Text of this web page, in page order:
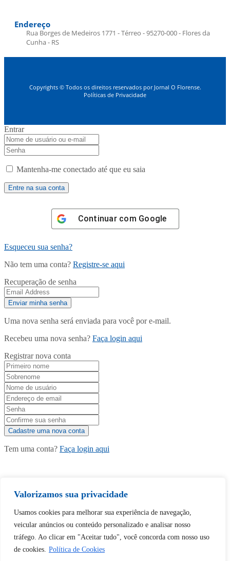
Valorizamos sua privacidade
Usamos cookies para melhorar sua experiência de navegação,
veicular anúncios ou conteúdo personalizado e analisar nosso
tráfego. Ao clicar em "Aceitar tudo", você concorda com nosso uso
de cookies. Política de Cookies
Endereço
Rua Borges de Medeiros 1771 - Térreo - 95270-000 - Flores da
Cunha - RS
Copyrights © Todos os direitos reservados por Jornal O Florense.
Políticas de Privacidade
Entrar
Mantenha-me conectado até que eu saia
Continuar com Google
Esqueceu sua senha?
Não tem uma conta? Registre-se aqui
Recuperação de senha
Uma nova senha será enviada para você por e-mail.
Recebeu uma nova senha? Faça login aqui
Registrar nova conta
Tem uma conta? Faça login aqui